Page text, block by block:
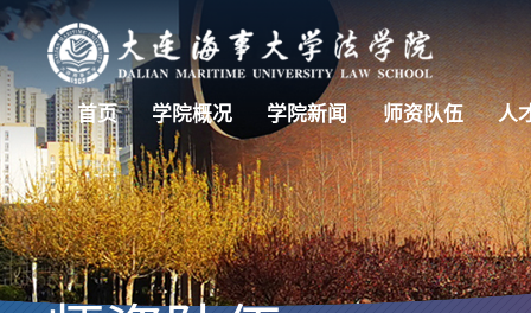
首页 学院概况 学院新闻 师资队伍 人